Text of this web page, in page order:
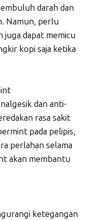
darah dan
Namun, perlu
juga dapat memicu
kopi saja ketika
dan anti-
rasa sakit
pada pelipis,
perlahan selama
akan membantu
ketegangan